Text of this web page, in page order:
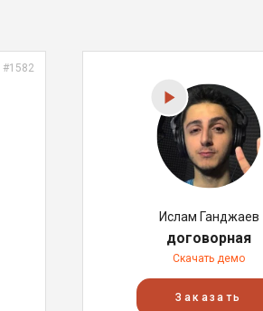
#1582
Ислам Ганджаев
договорная
Скачать демо
Заказать